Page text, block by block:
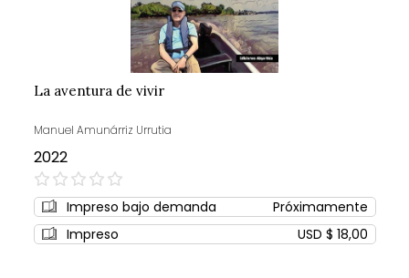
La aventura de vivir
Manuel Amunárriz Urrutia
2022
0%
Impreso bajo demanda
Próximamente
Impreso
USD $ 18,00